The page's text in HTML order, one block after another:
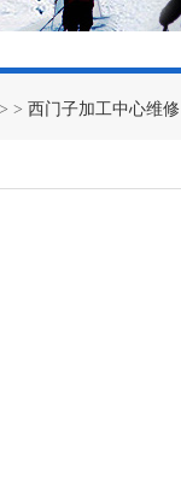
> > 西门子加工中心维修